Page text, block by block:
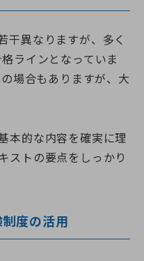
干異なりますが、多く
ラインとなっていま
場合もありますが、大
本的な内容を確実に理
ストの要点をしっかり
度の活用